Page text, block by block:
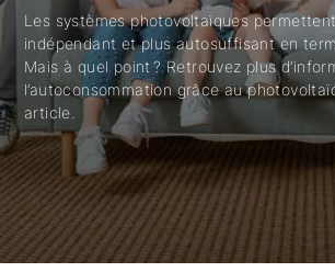
Les systèmes photovoltaïques permettent
indépendant et plus autosuffisant en
Mais à quel point ? Retrouvez plus
l’autoconsommation grâce au
article.